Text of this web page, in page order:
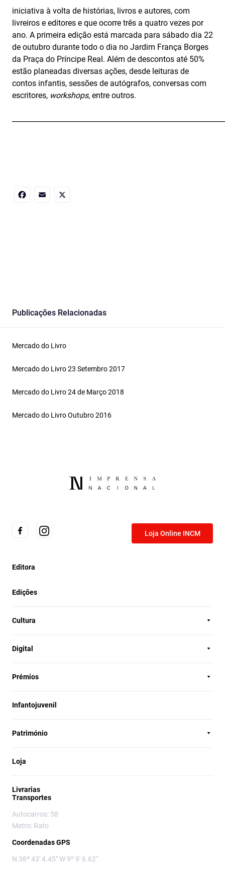
iniciativa à volta de histórias, livros e autores, com
livreiros e editores e que ocorre três a quatro vezes por
ano. A primeira edição está marcada para sábado dia 22
de outubro durante todo o dia no Jardim França Borges
da Praça do Príncipe Real. Além de descontos até 50%
estão planeadas diversas ações, desde leituras de
contos infantis, sessões de autógrafos, conversas com
escritores, workshops, entre outros.
Publicações Relacionadas
Mercado do Livro
Mercado do Livro 23 Setembro 2017
Mercado do Livro 24 de Março 2018
Mercado do Livro Outubro 2016
Loja Online INCM
Editora
Edições
Cultura
Digital
Prémios
Infantojuvenil
Património
Loja
Livrarias
Transportes
Autocarros: 58
Metro: Rato
Coordenadas GPS
N 38º 43' 4.45" W 9º 9' 6.62"